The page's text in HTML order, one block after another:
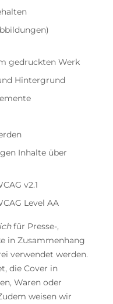
gedruckten Werk
Hintergrund
Inhalte über
v2.1
Level AA
für Presse-,
in Zusammenhang
verwendet werden.
die Cover in
Waren oder
weisen wir